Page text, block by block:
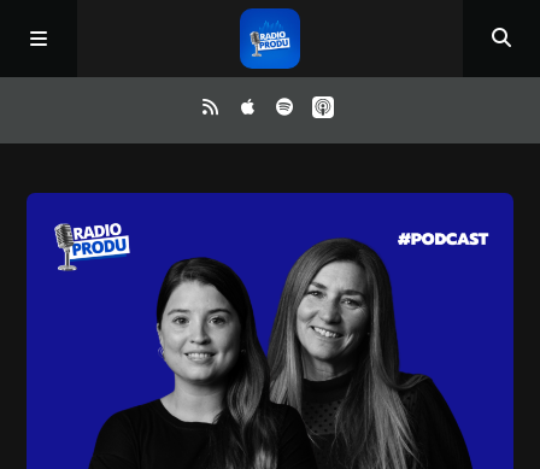
ReloAd
Irene y Ríchard